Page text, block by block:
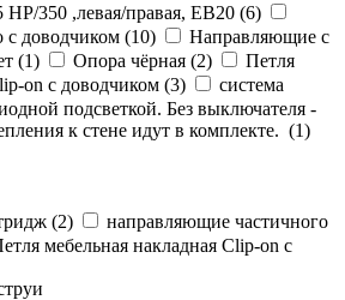
350 ,левая/правая, ЕВ20 (6)
доводчиком (10)
Направляющие с
(1) Опора чёрная (2)
Петля
on с доводчиком (3)
система
подсветкой. Без выключателя -
к стене идут в комплекте. (1)
(2)
направляющие частичного
мебельная накладная Clip-on с